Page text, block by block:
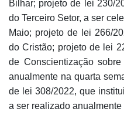
Bilhar; projeto de lei 230/
do Terceiro Setor, a ser
Maio; projeto de lei 266/
do Cristão; projeto de lei
de Conscientização
anualmente na quarta
de lei 308/2022, que
a ser realizado anualmente